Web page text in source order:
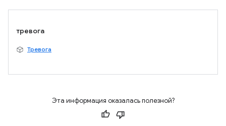
тревога
Тревога
Эта информация оказалась полезной?